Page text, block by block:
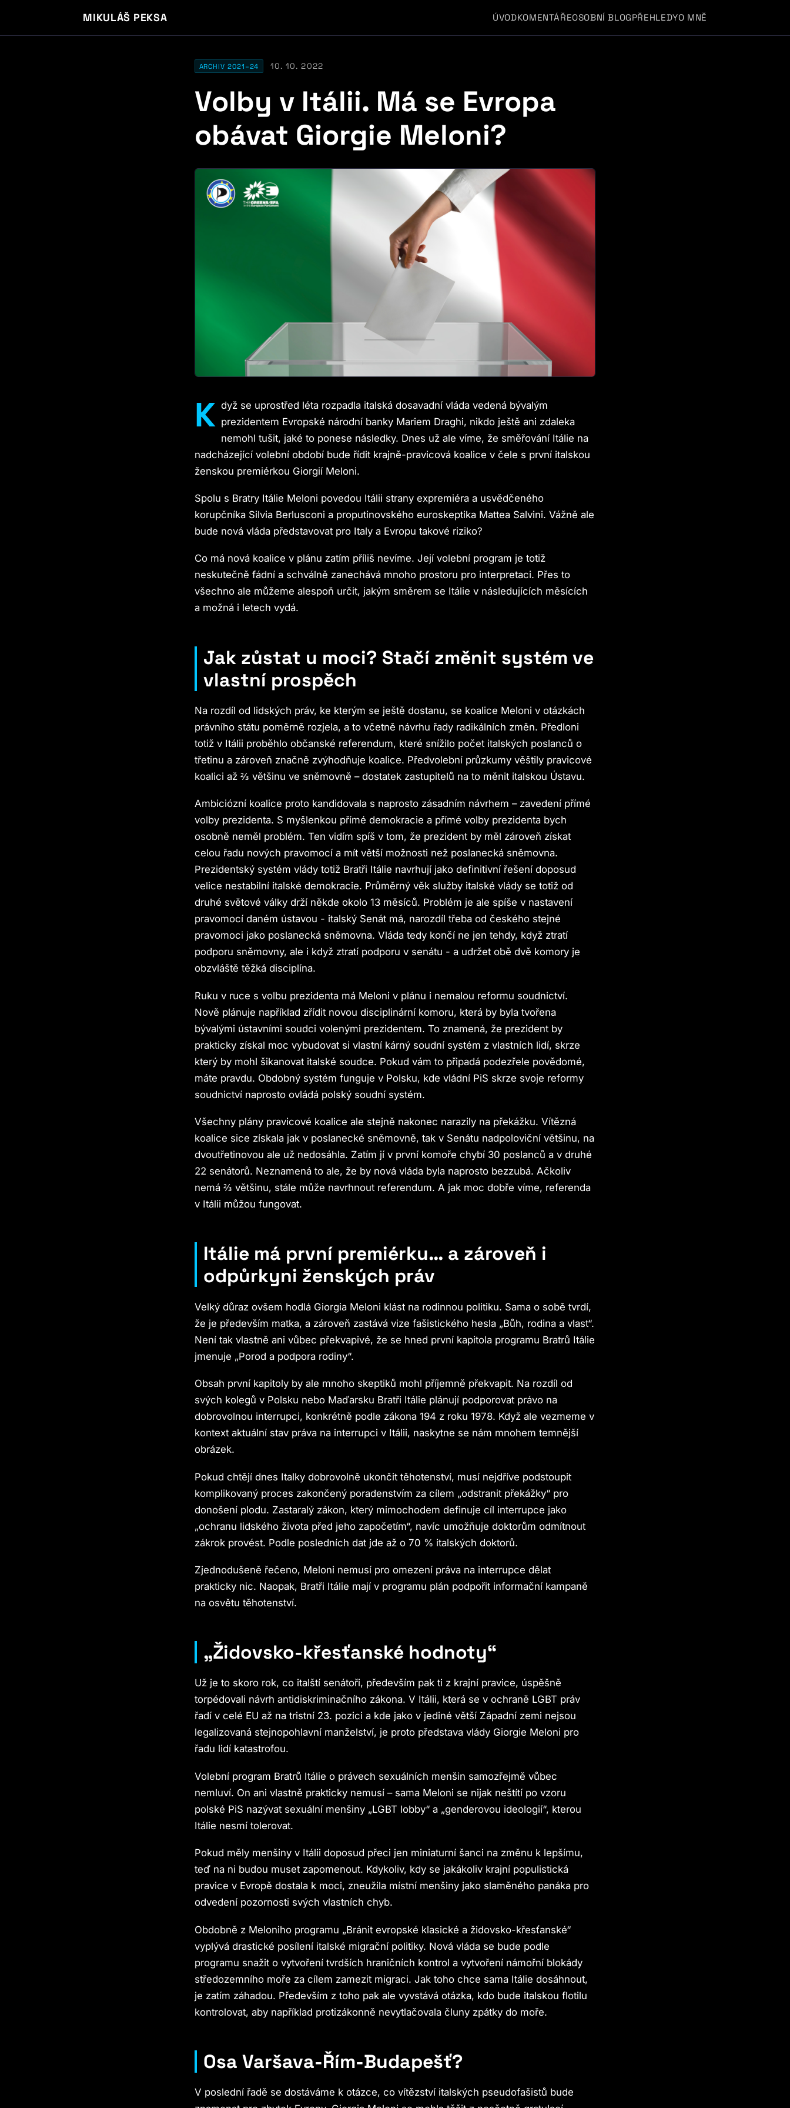
MIKULÁŠ PEKSA ÚVODKOMENTÁŘEOSOBNÍ BLOGPŘEHLEDYO MNĚ
ARCHIV 2021–24 10. 10. 2022
Volby v Itálii. Má se Evropa
obávat Giorgie Meloni?
K dyž se uprostřed léta rozpadla italská dosavadní vláda vedená bývalým
prezidentem Evropské národní banky Mariem Draghi, nikdo ještě ani zdaleka
nemohl tušit, jaké to ponese následky. Dnes už ale víme, že směřování Itálie na
nadcházející volební období bude řídit krajně-pravicová koalice v čele s první italskou
ženskou premiérkou Giorgií Meloni.
Spolu s Bratry Itálie Meloni povedou Itálii strany expremiéra a usvědčeného
korupčníka Silvia Berlusconi a proputinovského euroskeptika Mattea Salvini. Vážně ale
bude nová vláda představovat pro Italy a Evropu takové riziko?
Co má nová koalice v plánu zatím příliš nevíme. Její volební program je totiž
neskutečně fádní a schválně zanechává mnoho prostoru pro interpretaci. Přes to
všechno ale můžeme alespoň určit, jakým směrem se Itálie v následujících měsících
a možná i letech vydá.
Jak zůstat u moci? Stačí změnit systém ve
vlastní prospěch
Na rozdíl od lidských práv, ke kterým se ještě dostanu, se koalice Meloni v otázkách
právního státu poměrně rozjela, a to včetně návrhu řady radikálních změn. Předloni
totiž v Itálii proběhlo občanské referendum, které snížilo počet italských poslanců o
třetinu a zároveň značně zvýhodňuje koalice. Předvolební průzkumy věštily pravicové
koalici až ⅔ většinu ve sněmovně – dostatek zastupitelů na to měnit italskou Ústavu.
Ambiciózní koalice proto kandidovala s naprosto zásadním návrhem – zavedení přímé
volby prezidenta. S myšlenkou přímé demokracie a přímé volby prezidenta bych
osobně neměl problém. Ten vidím spíš v tom, že prezident by měl zároveň získat
celou řadu nových pravomocí a mít větší možnosti než poslanecká sněmovna.
Prezidentský systém vlády totiž Bratři Itálie navrhují jako definitivní řešení doposud
velice nestabilní italské demokracie. Průměrný věk služby italské vlády se totiž od
druhé světové války drží někde okolo 13 měsíců. Problém je ale spíše v nastavení
pravomocí daném ústavou - italský Senát má, narozdíl třeba od českého stejné
pravomoci jako poslanecká sněmovna. Vláda tedy končí ne jen tehdy, když ztratí
podporu sněmovny, ale i když ztratí podporu v senátu - a udržet obě dvě komory je
obzvláště těžká disciplína.
Ruku v ruce s volbu prezidenta má Meloni v plánu i nemalou reformu soudnictví.
Nově plánuje například zřídit novou disciplinární komoru, která by byla tvořena
bývalými ústavními soudci volenými prezidentem. To znamená, že prezident by
prakticky získal moc vybudovat si vlastní kárný soudní systém z vlastních lidí, skrze
který by mohl šikanovat italské soudce. Pokud vám to připadá podezřele povědomé,
máte pravdu. Obdobný systém funguje v Polsku, kde vládní PiS skrze svoje reformy
soudnictví naprosto ovládá polský soudní systém.
Všechny plány pravicové koalice ale stejně nakonec narazily na překážku. Vítězná
koalice sice získala jak v poslanecké sněmovně, tak v Senátu nadpoloviční většinu, na
dvoutřetinovou ale už nedosáhla. Zatím jí v první komoře chybí 30 poslanců a v druhé
22 senátorů. Neznamená to ale, že by nová vláda byla naprosto bezzubá. Ačkoliv
nemá ⅔ většinu, stále může navrhnout referendum. A jak moc dobře víme, referenda
v Itálii můžou fungovat.
Itálie má první premiérku… a zároveň i
odpůrkyni ženských práv
Velký důraz ovšem hodlá Giorgia Meloni klást na rodinnou politiku. Sama o sobě tvrdí,
že je především matka, a zároveň zastává vize fašistického hesla „Bůh, rodina a vlast“.
Není tak vlastně ani vůbec překvapivé, že se hned první kapitola programu Bratrů Itálie
jmenuje „Porod a podpora rodiny“.
Obsah první kapitoly by ale mnoho skeptiků mohl příjemně překvapit. Na rozdíl od
svých kolegů v Polsku nebo Maďarsku Bratři Itálie plánují podporovat právo na
dobrovolnou interrupci, konkrétně podle zákona 194 z roku 1978. Když ale vezmeme v
kontext aktuální stav práva na interrupci v Itálii, naskytne se nám mnohem temnější
obrázek.
Pokud chtějí dnes Italky dobrovolně ukončit těhotenství, musí nejdříve podstoupit
komplikovaný proces zakončený poradenstvím za cílem „odstranit překážky“ pro
donošení plodu. Zastaralý zákon, který mimochodem definuje cíl interrupce jako
„ochranu lidského života před jeho započetím“, navíc umožňuje doktorům odmítnout
zákrok provést. Podle posledních dat jde až o 70 % italských doktorů.
Zjednodušeně řečeno, Meloni nemusí pro omezení práva na interrupce dělat
prakticky nic. Naopak, Bratři Itálie mají v programu plán podpořit informační kampaně
na osvětu těhotenství.
„Židovsko-křesťanské hodnoty“
Už je to skoro rok, co italští senátoři, především pak ti z krajní pravice, úspěšně
torpédovali návrh antidiskriminačního zákona. V Itálii, která se v ochraně LGBT práv
řadí v celé EU až na tristní 23. pozici a kde jako v jediné větší Západní zemi nejsou
legalizovaná stejnopohlavní manželství, je proto představa vlády Giorgie Meloni pro
řadu lidí katastrofou.
Volební program Bratrů Itálie o právech sexuálních menšin samozřejmě vůbec
nemluví. On ani vlastně prakticky nemusí – sama Meloni se nijak neštítí po vzoru
polské PiS nazývat sexuální menšiny „LGBT lobby“ a „genderovou ideologií“, kterou
Itálie nesmí tolerovat.
Pokud měly menšiny v Itálii doposud přeci jen miniaturní šanci na změnu k lepšímu,
teď na ni budou muset zapomenout. Kdykoliv, kdy se jakákoliv krajní populistická
pravice v Evropě dostala k moci, zneužila místní menšiny jako slaměného panáka pro
odvedení pozornosti svých vlastních chyb.
Obdobně z Meloniho programu „Bránit evropské klasické a židovsko-křesťanské“
vyplývá drastické posílení italské migrační politiky. Nová vláda se bude podle
programu snažit o vytvoření tvrdších hraničních kontrol a vytvoření námořní blokády
středozemního moře za cílem zamezit migraci. Jak toho chce sama Itálie dosáhnout,
je zatím záhadou. Především z toho pak ale vyvstává otázka, kdo bude italskou flotilu
kontrolovat, aby například protizákonně nevytlačovala čluny zpátky do moře.
Osa Varšava-Řím-Budapešť?
V poslední řadě se dostáváme k otázce, co vítězství italských pseudofašistů bude